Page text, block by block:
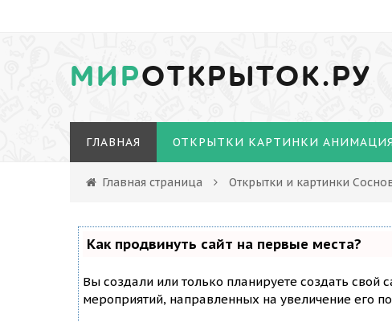
МИРОТКРЫТОК.РУ
ГЛАВНАЯ ОТКРЫТКИ КАРТИНКИ АНИМАЦИЯ
Главная страница Открытки и картинки
Как продвинуть сайт на первые места?
Вы создали или только планируете создать свой
мероприятий, направленных на увеличение его